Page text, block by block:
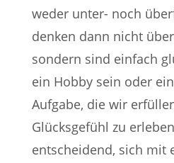
weder unter- noch
denken dann nicht
sondern sind einfach
ein Hobby sein oder
Aufgabe, die wir
Glücksgefühl zu
entscheidend, sich mit